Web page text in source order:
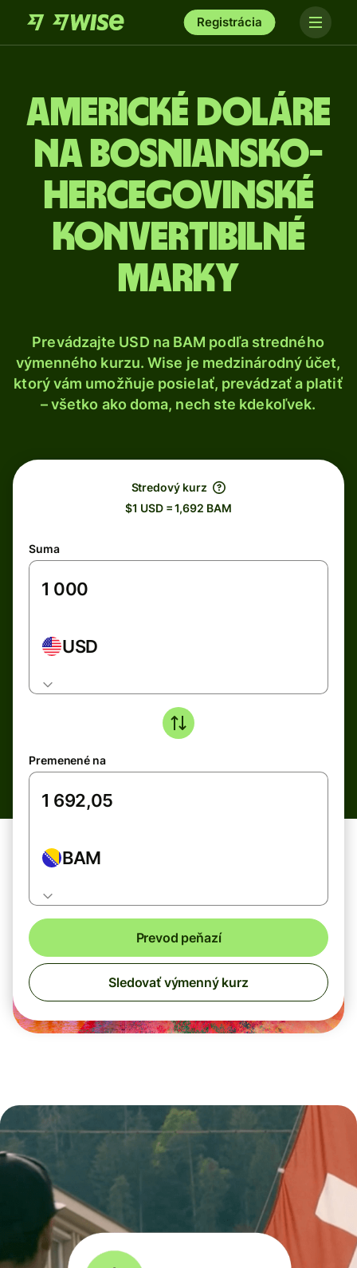
Registrácia
Americké doláre
na bosniansko-
hercegovinské
konvertibilné
marky
Prevádzajte USD na BAM podľa stredného
výmenného kurzu. Wise je medzinárodný účet,
ktorý vám umožňuje posielať, prevádzať a platiť
– všetko ako doma, nech ste kdekoľvek.
Stredový kurz
$1 USD = 1,692 BAM
Suma
USD
Premenené na
BAM
Prevod peňazí
Sledovať výmenný kurz